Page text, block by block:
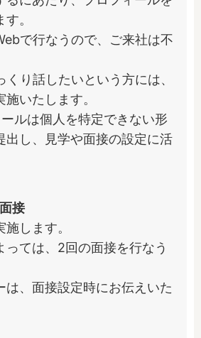
。
で行なうので、ご来社は不
り話したいという方には、
いたします。
ルは個人を特定できない形
出し、見学や面接の設定に活
接
します。
っては、2回の面接を行なう
は、面接設定時にお伝えいた